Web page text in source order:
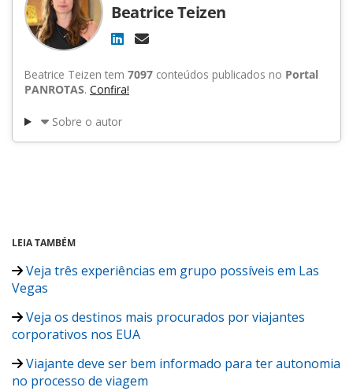
Beatrice Teizen
Beatrice Teizen tem 7097 conteúdos publicados no Portal
PANROTAS. Confira!
Sobre o autor
LEIA TAMBÉM
Veja três experiências em grupo possíveis em Las
Vegas
Veja os destinos mais procurados por viajantes
corporativos nos EUA
Viajante deve ser bem informado para ter autonomia
no processo de viagem